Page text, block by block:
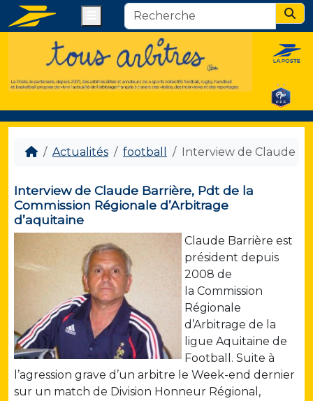
Actualités football Interview de Claude
Interview de Claude Barrière, Pdt de la
Commission Régionale d’Arbitrage
d’aquitaine
Claude Barrière est
président depuis
2008 de
la Commission
Régionale
d’Arbitrage de la
ligue Aquitaine de
Football. Suite à
l’agression grave d’un arbitre le Week-end dernier
sur un match de Division Honneur Régional,